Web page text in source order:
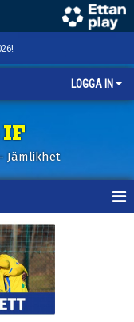
LOGGA IN
Jämlikhet